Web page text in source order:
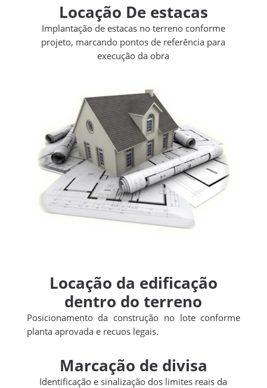
Locação De estacas
Implantação de estacas no terreno conforme
projeto, marcando pontos de referência para
execução da obra
Locação da edificação
dentro do terreno
Posicionamento da construção no lote conforme
planta aprovada e recuos legais.
Marcação de divisa
Identificação e sinalização dos limites reais da